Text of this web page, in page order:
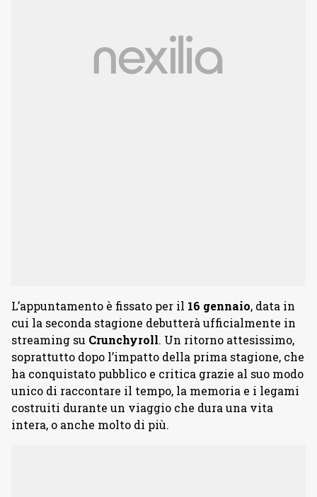
L’appuntamento è fissato per il 16 gennaio, data in
cui la seconda stagione debutterà ufficialmente in
streaming su Crunchyroll. Un ritorno attesissimo,
soprattutto dopo l’impatto della prima stagione, che
ha conquistato pubblico e critica grazie al suo modo
unico di raccontare il tempo, la memoria e i legami
costruiti durante un viaggio che dura una vita
intera, o anche molto di più.